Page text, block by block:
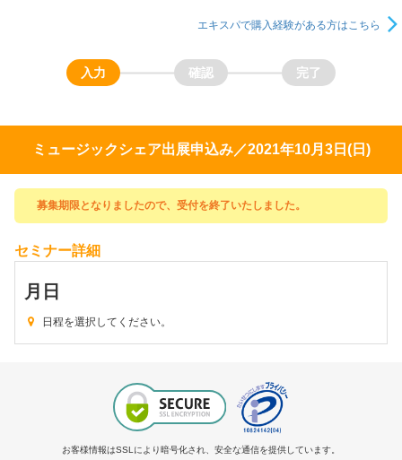
エキスパで購入経験がある方はこちら
ミュージックシェア出展申込み／2021年10月3日(日)
募集期限となりましたので、受付を終了いたしました。
セミナー詳細
月 日
日程を選択してください。
お客様情報はSSLにより暗号化され、安全な通信を提供しています。